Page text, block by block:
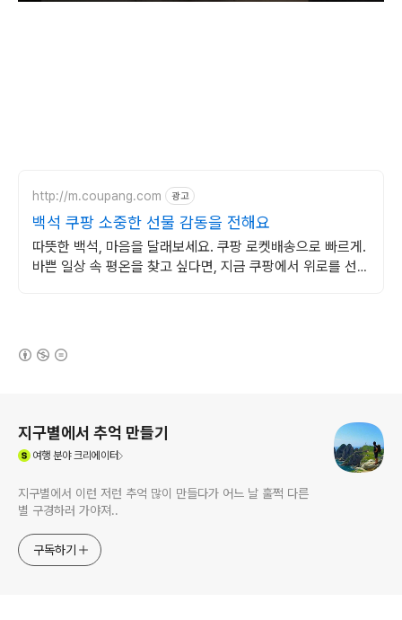
http://m.coupang.com 광고
백석 쿠팡 소중한 선물 감동을 전해요
따뜻한 백석, 마음을 달래보세요. 쿠팡 로켓배송으로 빠르게.
바쁜 일상 속 평온을 찾고 싶다면, 지금 쿠팡에서 위로를 선물
지구별에서 추억 만들기
여행분야 크리에이터
지구별에서 이런 저런 추억 많이 만들다가 어느 날 훌쩍 다른
별 구경하러 가야져..
구독하기